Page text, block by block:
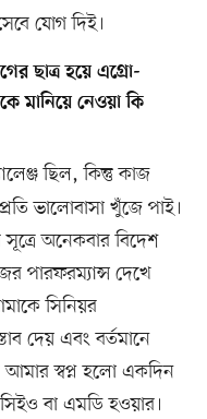
যোগ দিই।
ছাত্র হয়ে এগ্রো-
মানিয়ে নেওয়া কি
ছিল, কিন্তু কাজ
ভালোবাসা খুঁজে পাই।
অনেকবার বিদেশ
পারফরম্যান্স দেখে
সিনিয়র
দেয় এবং বর্তমানে
স্বপ্ন হলো একদিন
বা এমডি হওয়ার।